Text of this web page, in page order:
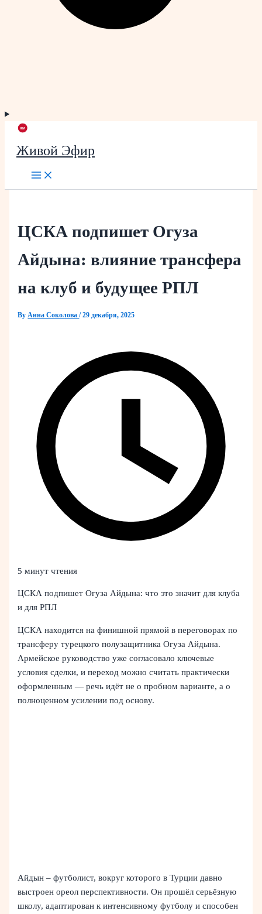
Живой Эфир
ЦСКА подпишет Огуза
Айдына: влияние трансфера
на клуб и будущее РПЛ
By Анна Соколова/29 декабря, 2025
5 минут чтения
ЦСКА подпишет Огуза Айдына: что это значит для клуба
и для РПЛ
ЦСКА находится на финишной прямой в переговорах по
трансферу турецкого полузащитника Огуза Айдына.
Армейское руководство уже согласовало ключевые
условия сделки, и переход можно считать практически
оформленным — речь идёт не о пробном варианте, а о
полноценном усилении под основу.
Айдын – футболист, вокруг которого в Турции давно
выстроен ореол перспективности. Он прошёл серьёзную
школу, адаптирован к интенсивному футболу и способен